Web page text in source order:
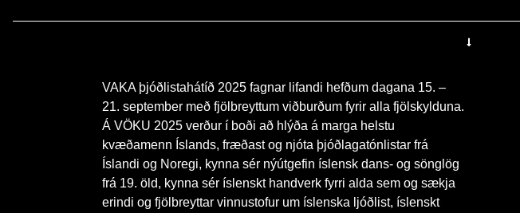
VAKA þjóðlistahátíð 2025 fagnar lifandi hefðum dagana 15. –
21. september með fjölbreyttum viðburðum fyrir alla fjölskylduna.
Á VÖKU 2025 verður í boði að hlýða á marga helstu
kvæðamenn Íslands, fræðast og njóta þjóðlagatónlistar frá
Íslandi og Noregi, kynna sér nýútgefin íslensk dans- og sönglög
frá 19. öld, kynna sér íslenskt handverk fyrri alda sem og sækja
erindi og fjölbreyttar vinnustofur um íslenska ljóðlist, íslenskt